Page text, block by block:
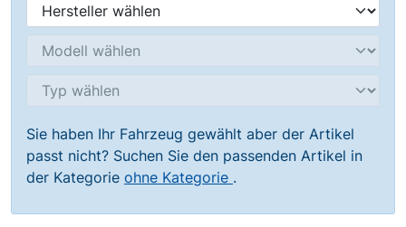
Sie haben Ihr Fahrzeug gewählt aber der Artikel
passt nicht? Suchen Sie den passenden Artikel in
der Kategorie ohne Kategorie .